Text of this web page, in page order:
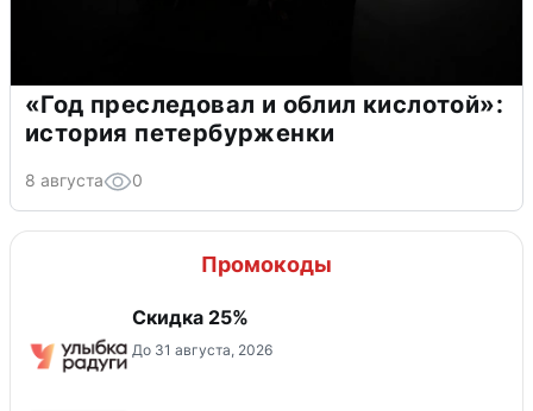
«Год преследовал и облил кислотой»:
история петербурженки
8 августа 0
Промокоды
Скидка 25%
До 31 августа, 2026